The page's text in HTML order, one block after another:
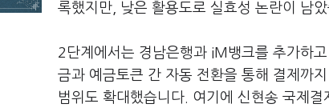
록했지만, 낮은 활용도로 실효성 논란이 남았
2단계에서는 경남은행과 iM뱅크를 추가하
금과 예금토큰 간 자동 전환을 통해 결제까
범위도 확대했습니다. 여기에 신현송 국제